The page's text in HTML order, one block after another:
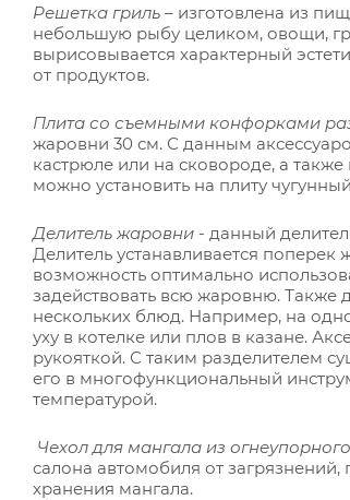
Решетка гриль – изготовлена из
небольшую рыбу целиком, овощи,
вырисовывается характерный
от продуктов.
Плита со съемными конфорками
жаровни 30 см. С данным
кастрюле или на сковороде, а
можно установить на плиту
Делитель жаровни - данный
Делитель устанавливается
возможность оптимально
задействовать всю жаровню.
нескольких блюд. Например, на
уху в котелке или плов в казане.
рукояткой. С таким разделителем
его в многофункциональный
температурой.
Чехол для мангала из
салона автомобиля от
хранения мангала.